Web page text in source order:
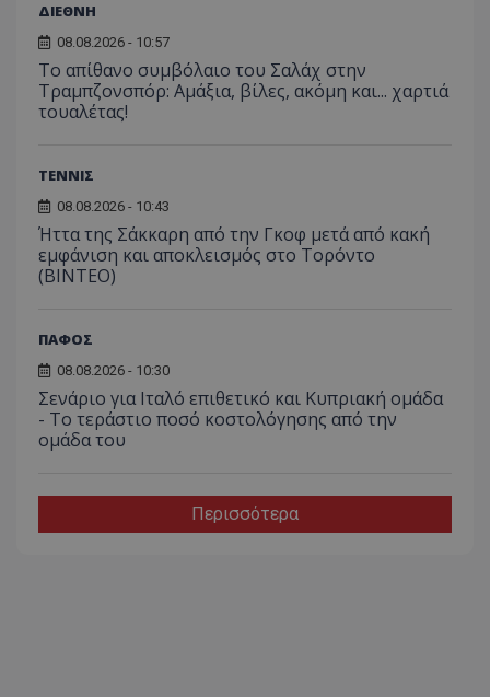
ΔΙΕΘΝΗ
08.08.2026 - 10:57
Το απίθανο συμβόλαιο του Σαλάχ στην
Τραμπζονσπόρ: Αμάξια, βίλες, ακόμη και... χαρτιά
τουαλέτας!
ΤΕΝΝΙΣ
08.08.2026 - 10:43
Ήττα της Σάκκαρη από την Γκοφ μετά από κακή
εμφάνιση και αποκλεισμός στο Τορόντο
(ΒΙΝΤΕΟ)
ΠΑΦΟΣ
08.08.2026 - 10:30
Σενάριο για Ιταλό επιθετικό και Κυπριακή ομάδα
- Το τεράστιο ποσό κοστολόγησης από την
ομάδα του
Περισσότερα